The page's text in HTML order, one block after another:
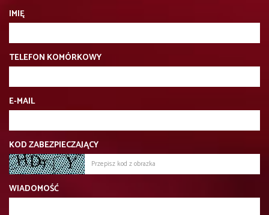
IMIĘ
TELEFON KOMÓRKOWY
E-MAIL
KOD ZABEZPIECZAJĄCY
WIADOMOŚĆ